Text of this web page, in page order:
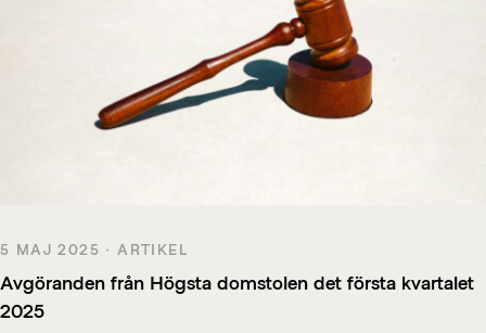
5 MAJ 2025 · ARTIKEL
Avgöranden från Högsta domstolen det första kvartalet
2025